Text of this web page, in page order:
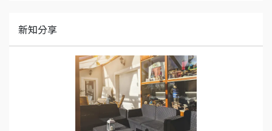
新知分享